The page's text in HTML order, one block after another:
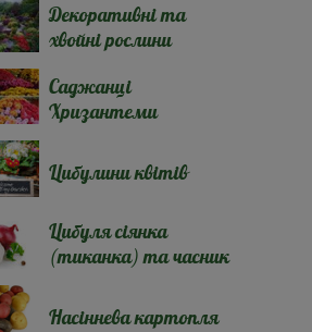
Декоративні та
хвойні рослини
Саджанці
Хризантеми
Цибулини квітів
Цибуля сіянка
(тиканка) та часник
Насіннева картопля